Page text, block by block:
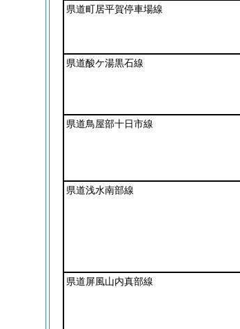
県道町居平賀停車場線
県道酸ケ湯黒石線
県道鳥屋部十日市線
県道浅水南部線
県道屏風山内真部線